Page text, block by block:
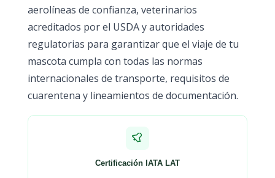
aerolíneas de confianza, veterinarios
acreditados por el USDA y autoridades
regulatorias para garantizar que el viaje de tu
mascota cumpla con todas las normas
internacionales de transporte, requisitos de
cuarentena y lineamientos de documentación.
Certificación IATA LAT